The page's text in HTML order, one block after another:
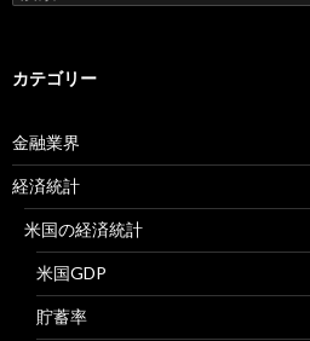
索:
カテゴリー
金融業界
経済統計
米国の経済統計
米国GDP
貯蓄率